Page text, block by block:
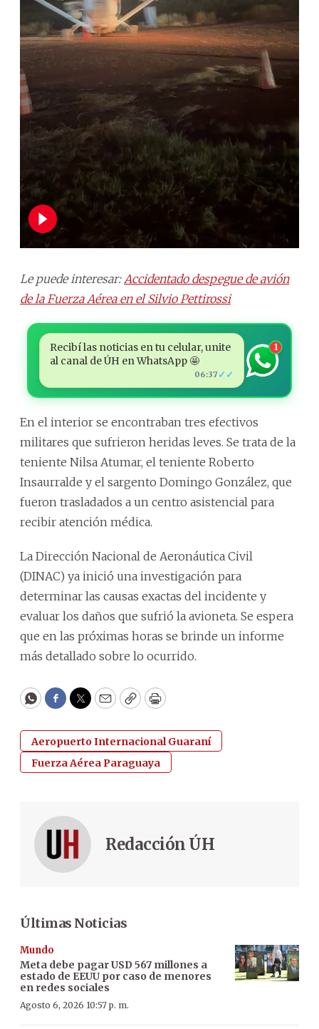
Le puede interesar:Accidentado despegue de avión
de la Fuerza Aérea en el Silvio Pettirossi
Recibí las noticias en tu celular, unite
al canal de ÚH en WhatsApp 🤩
06:37 ✓✓
1
En el interior se encontraban tres efectivos
militares que sufrieron heridas leves. Se trata de la
teniente Nilsa Atumar, el teniente Roberto
Insaurralde y el sargento Domingo González, que
fueron trasladados a un centro asistencial para
recibir atención médica.
La Dirección Nacional de Aeronáutica Civil
(DINAC) ya inició una investigación para
determinar las causas exactas del incidente y
evaluar los daños que sufrió la avioneta. Se espera
que en las próximas horas se brinde un informe
más detallado sobre lo ocurrido.
WhatsApp
Facebook
Twitter
EmailCopyPrint
Aeropuerto Internacional Guaraní
Fuerza Aérea Paraguaya
Redacción ÚH
Últimas Noticias
Mundo
Meta debe pagar USD 567 millones a
estado de EEUU por caso de menores
en redes sociales
Agosto 6, 2026 10:57 p. m.